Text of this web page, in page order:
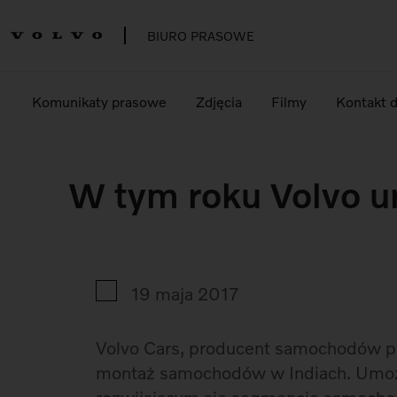
BIURO PRASOWE
Komunikaty prasowe Zdjęcia Filmy Kontakt
W tym roku Volvo
19 maja 2017
Volvo Cars, producent samochodów
montaż samochodów w Indiach.